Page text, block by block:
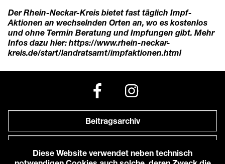
Der Rhein-Neckar-Kreis bietet fast täglich Impf-
Aktionen an wechselnden Orten an, wo es kostenlos
und ohne Termin Beratung und Impfungen gibt. Mehr
Infos dazu hier: https://www.rhein-neckar-
kreis.de/start/landratsamt/impfaktionen.html
Beitragsarchiv
Diese Website verwendet neben technisch